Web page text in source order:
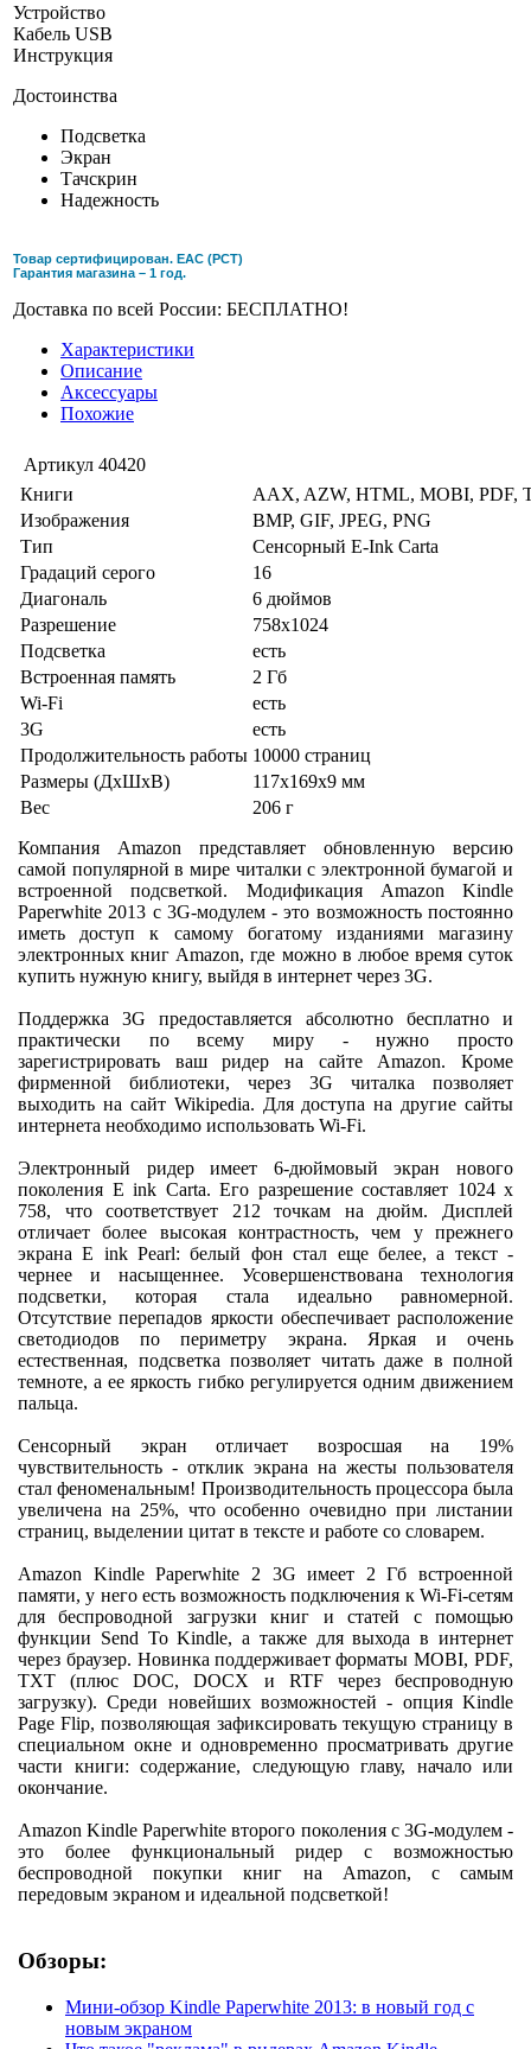
Устройство
Кабель USB
Инструкция
Достоинства
Подсветка
Экран
Тачскрин
Надежность
Товар сертифицирован. ЕАС (РСТ)
Гарантия магазина – 1 год.
Доставка по всей России: БЕСПЛАТНО!
Характеристики
Описание
Аксессуары
Похожие
Артикул 40420
Книги
AAX, AZW, HTML, MOBI, PDF,
Изображения
BMP, GIF, JPEG, PNG
Тип
Сенсорный E-Ink Carta
Градаций серого
16
Диагональ
6 дюймов
Разрешение
758x1024
Подсветка
есть
Встроенная память
2 Гб
Wi-Fi
есть
3G
есть
Продолжительность работы 10000 страниц
Размеры (ДхШхВ)
117x169x9 мм
Вес
206 г
Компания Amazon представляет обновленную версию
самой популярной в мире читалки с электронной бумагой и
встроенной подсветкой. Модификация Amazon Kindle
Paperwhite 2013 с 3G-модулем - это возможность постоянно
иметь доступ к самому богатому изданиями магазину
электронных книг Amazon, где можно в любое время суток
купить нужную книгу, выйдя в интернет через 3G.
Поддержка 3G предоставляется абсолютно бесплатно и
практически по всему миру - нужно просто
зарегистрировать ваш ридер на сайте Amazon. Кроме
фирменной библиотеки, через 3G читалка позволяет
выходить на сайт Wikipedia. Для доступа на другие сайты
интернета необходимо использовать Wi-Fi.
Электронный ридер имеет 6-дюймовый экран нового
поколения E ink Carta. Его разрешение составляет 1024 х
758, что соответствует 212 точкам на дюйм. Дисплей
отличает более высокая контрастность, чем у прежнего
экрана E ink Pearl: белый фон стал еще белее, а текст -
чернее и насыщеннее. Усовершенствована технология
подсветки, которая стала идеально равномерной.
Отсутствие перепадов яркости обеспечивает расположение
светодиодов по периметру экрана. Яркая и очень
естественная, подсветка позволяет читать даже в полной
темноте, а ее яркость гибко регулируется одним движением
пальца.
Сенсорный экран отличает возросшая на 19%
чувствительность - отклик экрана на жесты пользователя
стал феноменальным! Производительность процессора была
увеличена на 25%, что особенно очевидно при листании
страниц, выделении цитат в тексте и работе со словарем.
Amazon Kindle Paperwhite 2 3G имеет 2 Гб встроенной
памяти, у него есть возможность подключения к Wi-Fi-сетям
для беспроводной загрузки книг и статей с помощью
функции Send To Kindle, а также для выхода в интернет
через браузер. Новинка поддерживает форматы MOBI, PDF,
TXT (плюс DOC, DOCX и RTF через беспроводную
загрузку). Среди новейших возможностей - опция Kindle
Page Flip, позволяющая зафиксировать текущую страницу в
специальном окне и одновременно просматривать другие
части книги: содержание, следующую главу, начало или
окончание.
Amazon Kindle Paperwhite второго поколения с 3G-модулем -
это более функциональный ридер с возможностью
беспроводной покупки книг на Amazon, с самым
передовым экраном и идеальной подсветкой!
Обзоры:
Мини-обзор Kindle Paperwhite 2013: в новый год с
новым экраном